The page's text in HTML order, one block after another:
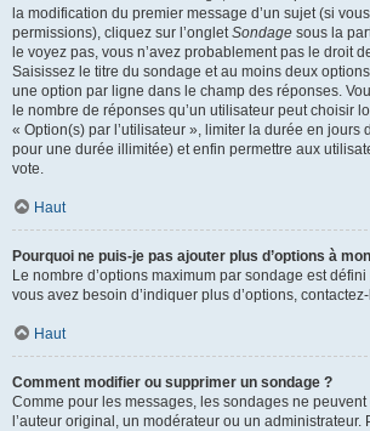
la modification du premier message d’un sujet (si
permissions), cliquez sur l’ongletSondage sous la
le voyez pas, vous n’avez probablement pas le droit
Saisissez le titre du sondage et au moins deux
une option par ligne dans le champ des réponses.
le nombre de réponses qu’un utilisateur peut choisir
« Option(s) par l’utilisateur », limiter la durée en jours
pour une durée illimitée) et enfin permettre aux
vote.
Haut
Pourquoi ne puis-je pas ajouter plus d’options à
Le nombre d’options maximum par sondage est défini
vous avez besoin d’indiquer plus d’options,
Haut
Comment modifier ou supprimer un sondage ?
Comme pour les messages, les sondages ne
l’auteur original, un modérateur ou un administrateur.